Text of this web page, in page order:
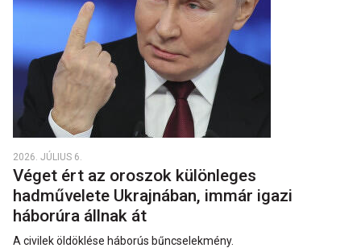
2026. JÚLIUS 6.
Véget ért az oroszok különleges
hadművelete Ukrajnában, immár igazi
háborúra állnak át
A civilek öldöklése háborús bűncselekmény.